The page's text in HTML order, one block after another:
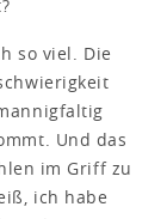
so viel. Die
Und das
im Griff zu
ich habe